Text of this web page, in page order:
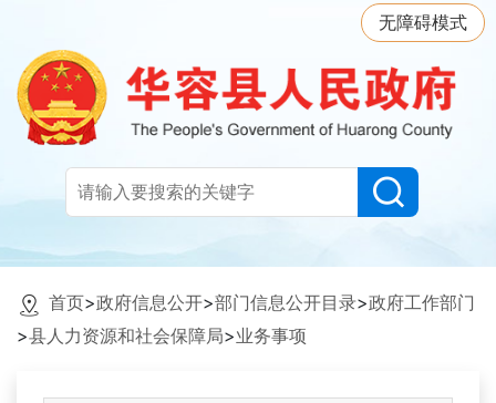
无障碍模式
首页>政府信息公开>部门信息公开目录>政府工作部门
>县人力资源和社会保障局>业务事项